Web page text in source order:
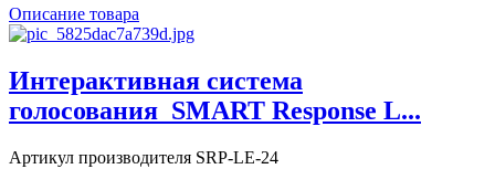
Описание товара
Интерактивная система
голосования_SMART Response L...
Артикул производителя SRP-LE-24